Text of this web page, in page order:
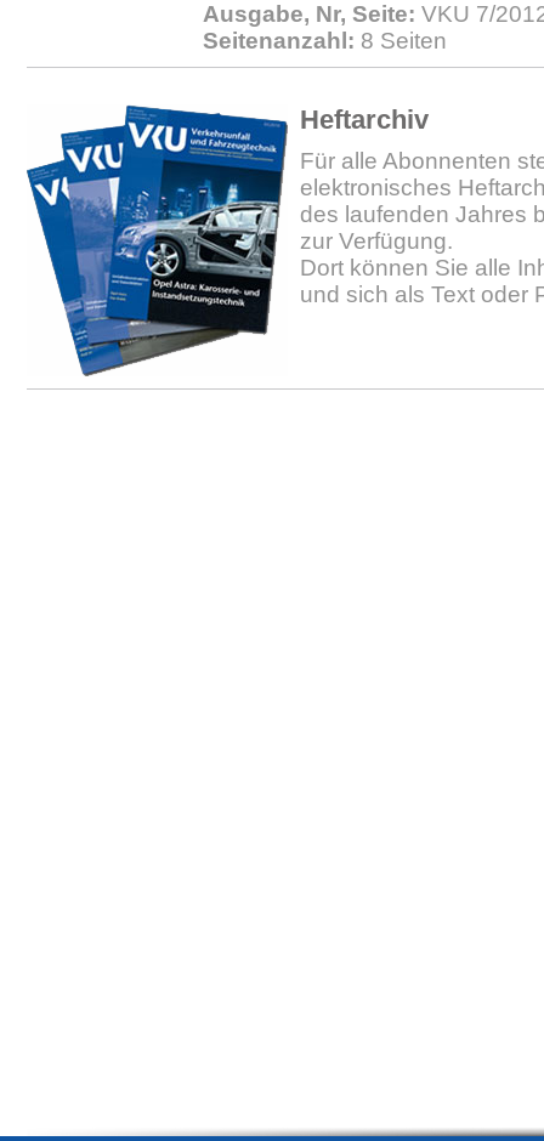
Ausgabe, Nr, Seite: VKU 7/
Seitenanzahl: 8 Seiten
Heftarchiv
Für alle Abonnenten
elektronisches
des laufenden Jahres
zur Verfügung.
Dort können Sie alle
und sich als Text oder